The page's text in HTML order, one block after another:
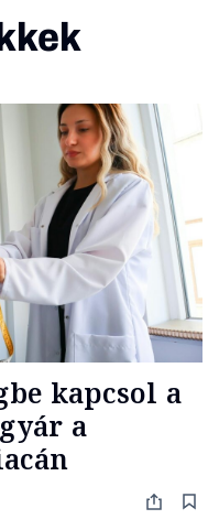
kapcsol a
a